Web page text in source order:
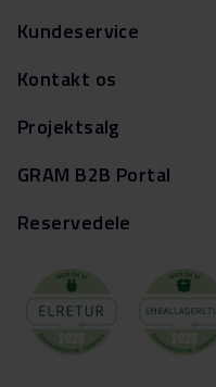
Kundeservice
Kontakt os
Projektsalg
GRAM B2B Portal
Reservedele